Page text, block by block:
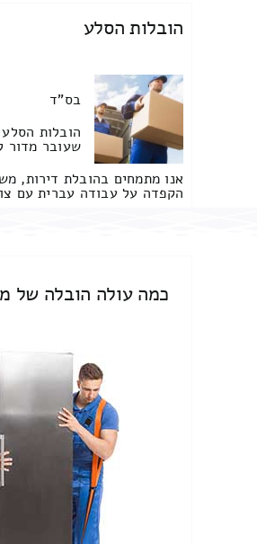
הובלות הסלע
בס"ד
הובלות
שעובר מדור
אנו מתמחים בהובלת דירות,
הקפדה על עבודה עברית עם
כמה עולה הובלה של